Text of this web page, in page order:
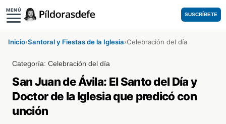
MENÚ
SUSCRÍBETE
Inicio›Santoral y Fiestas de la Iglesia›Celebración del día
Categoría:Celebración del día
San Juan de Ávila: El Santo del Día y
Doctor de la Iglesia que predicó con
unción